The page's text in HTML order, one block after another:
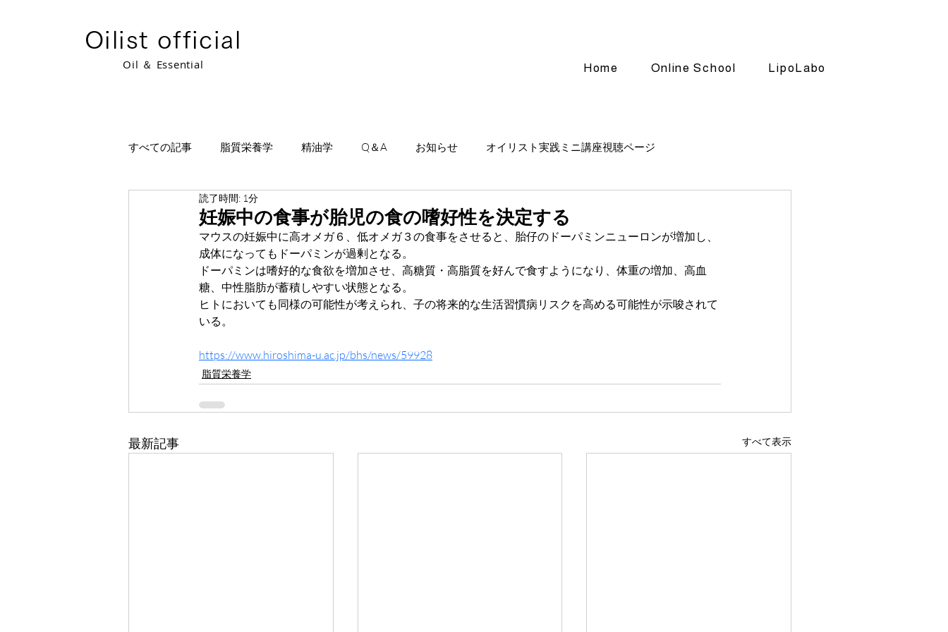
​Oilist official
​Oil ＆ Essential Home Online School LipoLabo
すべての記事 脂質栄養学 精油学 Q＆A お知らせ オイリスト実践ミニ講座視聴ページ
オイリストベーシック講座視聴ページ
妊娠中の食事が胎児の食の嗜好性を決定する
読了時間: 1分
マウスの妊娠中に高オメガ６、低オメガ３の食事をさせると、胎仔のドーパミンニューロンが増加し、
成体になってもドーパミンが過剰となる。
ドーパミンは嗜好的な食欲を増加させ、高糖質・高脂質を好んで食すようになり、体重の増加、高血
糖、中性脂肪が蓄積しやすい状態となる。
ヒトにおいても同様の可能性が考えられ、子の将来的な生活習慣病リスクを高める可能性が示唆されて
いる。
https://www.hiroshima-u.ac.jp/bhs/news/59928
脂質栄養学
最新記事 すべて表示